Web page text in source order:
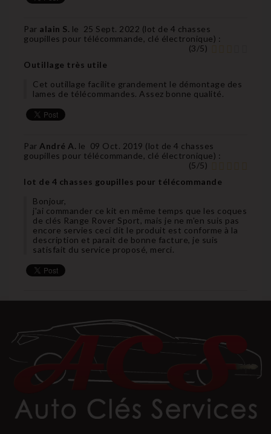
Par alain S. le 25 Sept. 2022 (lot de 4 chasses
goupilles pour télécommande, clé électronique) :
(3/5)
Outillage très utile
Cet outillage facilite grandement le démontage des
lames de télécommandes. Assez bonne qualité.
Par André A. le 09 Oct. 2019 (lot de 4 chasses
goupilles pour télécommande, clé électronique) :
(5/5)
lot de 4 chasses goupilles pour télécommande
Bonjour,
j'ai commander ce kit en même temps que les coques
de clés Range Rover Sport, mais je ne m'en suis pas
encore servies ceci dit le produit est conforme à la
description et parait de bonne facture, je suis
satisfait du service proposé, merci.